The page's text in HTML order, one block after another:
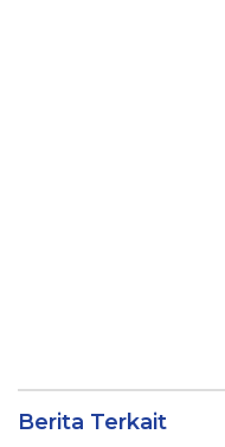
Berita Terkait